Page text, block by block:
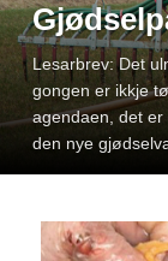
Lesarbrev: Det
gongen er ikkje
agendaen, det
den nye